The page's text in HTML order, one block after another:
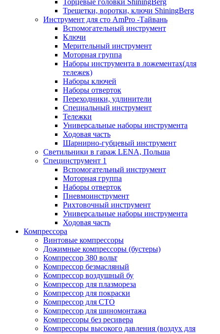
Торцевые головки ShiningBerg
Трещетки, воротки, ключи ShiningBerg
Инструмент для сто AmPro -Тайвань
Вспомогательный инструмент
Ключи
Мерительный инструмент
Моторная группа
Наборы инструмента в ложементах(для
тележек)
Наборы ключей
Наборы отверток
Переходники, удлинители
Специальный инструмент
Тележки
Универсальные наборы инструмента
Ходовая часть
Шарнирно-губцевый инструмент
Светильники в гараж LENA, Польша
Специнструмент 1
Вспомогательный инструмент
Моторная группа
Наборы отверток
Пневмоинструмент
Рихтовочный инструмент
Универсальные наборы инструмента
Ходовая часть
Компрессора
Винтовые компрессоры
Дожимные компрессоры (бустеры)
Компрессор 380 вольт
Компрессор безмасляный
Компрессор воздушный бу
Компрессор для плазмореза
Компрессор для покраски
Компрессор для СТО
Компрессор для шиномонтажа
Компрессоры без ресивера
Компрессоры высокого давления (воздух для